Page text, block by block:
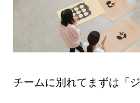
チームに別れてまずは「